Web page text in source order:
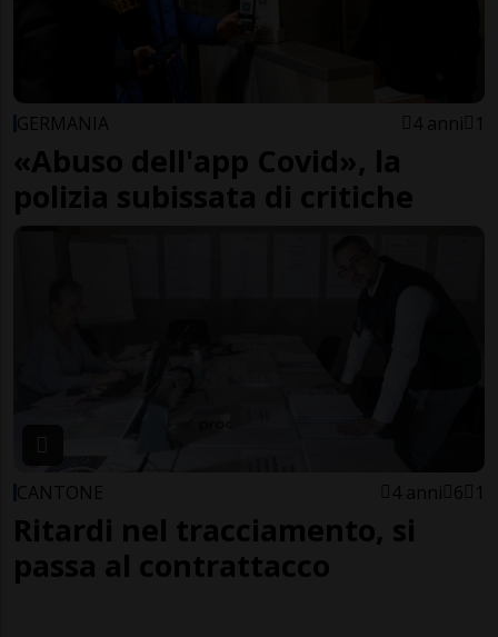
GERMANIA 4 anni 1
«Abuso dell'app Covid», la
polizia subissata di critiche
CANTONE 4 anni 6 1
Ritardi nel tracciamento, si
passa al contrattacco